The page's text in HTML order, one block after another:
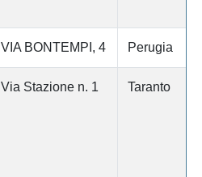
VIA BONTEMPI, 4 Perugia
Via Stazione n. 1 Taranto